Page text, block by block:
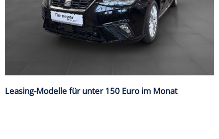
Leasing-Modelle für unter 150 Euro im Monat